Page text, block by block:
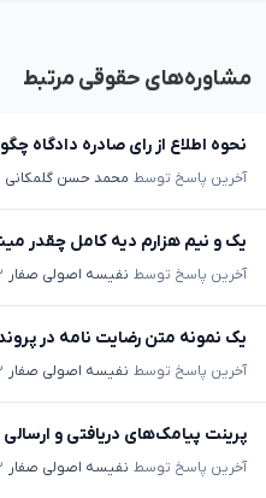
مشاوره‌های حقوقی مرتبط
نحوه اطلاع از رای صادره دادگاه
آخرین پاسخ توسط محمد حسن گلمکانی
یک و نیم هزارم دیه کامل چقدر
آخرین پاسخ توسط نفیسه اصولی صفار ۲
یک نمونه متن رضایت نامه در
آخرین پاسخ توسط نفیسه اصولی صفار ۲
پرینت پیامک‌های دریافتی و
آخرین پاسخ توسط نفیسه اصولی صفار ۲